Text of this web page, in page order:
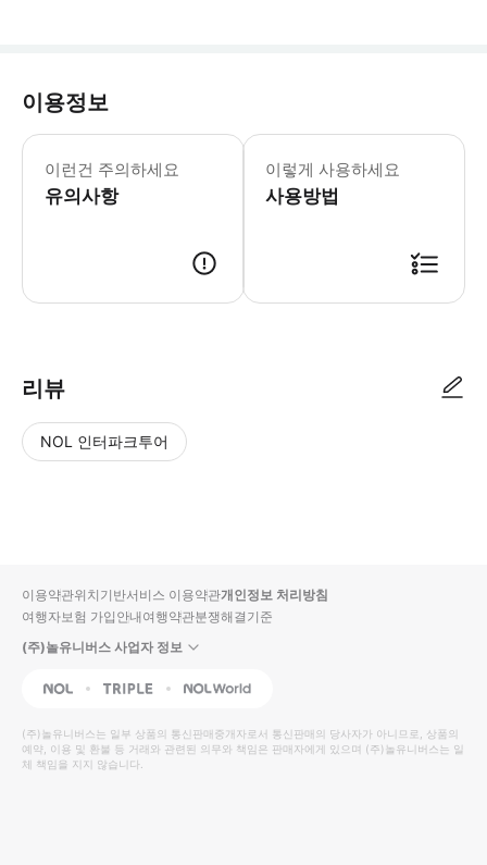
이용정보
이런건 주의하세요
유의사항
※ 해당 상품은 환율에 따라 가격이 변
이렇게 사용하세요
사용방법
리뷰
NOL 인터파크투어
입니
다.
높
은
순
동
영
상
순
상
이용약관위치기반서비스 이용약관개인정보 처리방침
여행자보험 가입안내여행약관분쟁해결기준
(주)놀유니버스 사업자 정보
NOL Triple Interpark Global
(주)놀유니버스는 일부 상품의 통신판매중개자로서 통신판매의 당사자가 아니므로, 상품의
예약, 이용 및 환불 등 거래와 관련된 의무와 책임은 판매자에게 있으며 (주)놀유니버스는 일
체 책임을 지지 않습니다.